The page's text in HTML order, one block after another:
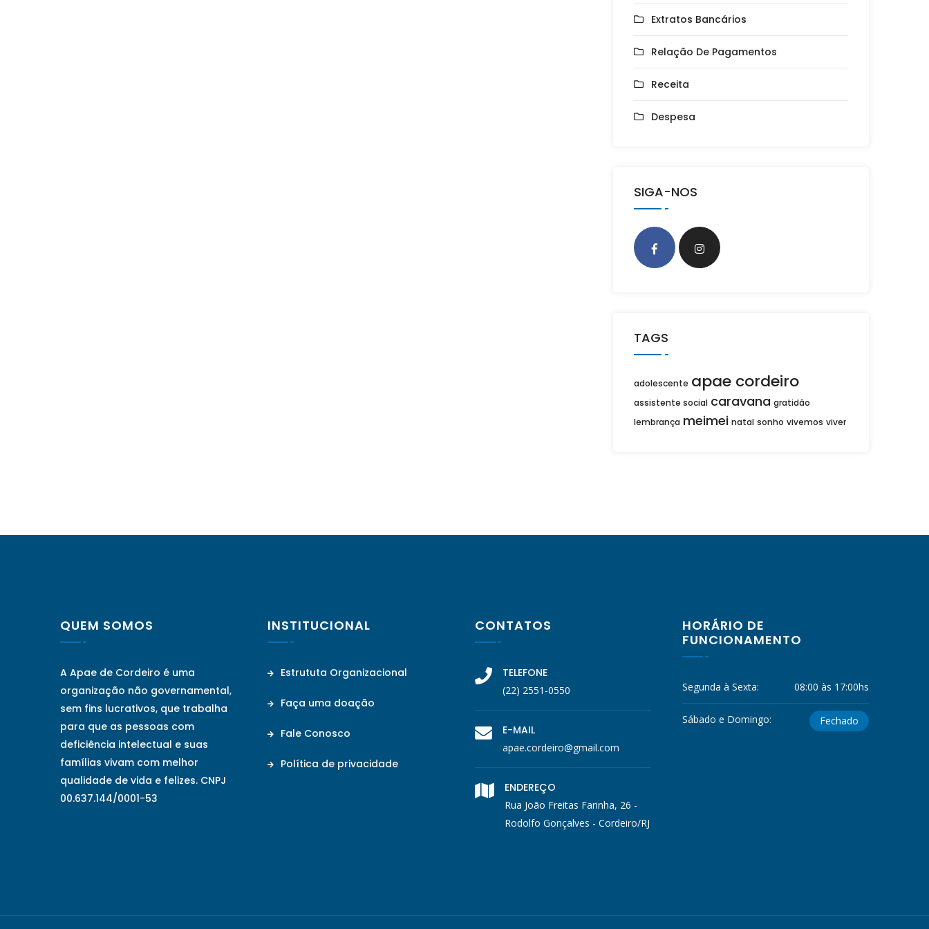
Extratos Bancários
Relação De Pagamentos
Receita
Despesa
SIGA-NOS
TAGS
adolescente apae cordeiro
assistente social caravana gratidão
lembrança meimei natal sonho vivemos viver
QUEM SOMOS
A Apae de Cordeiro é uma
organização não governamental,
sem fins lucrativos, que trabalha
para que as pessoas com
deficiência intelectual e suas
famílias vivam com melhor
qualidade de vida e felizes. CNPJ
00.637.144/0001-53
INSTITUCIONAL
Estrututa Organizacional
Faça uma doação
Fale Conosco
Política de privacidade
CONTATOS
TELEFONE
(22) 2551-0550
E-MAIL
apae.cordeiro@gmail.com
ENDEREÇO
Rua João Freitas Farinha, 26 -
Rodolfo Gonçalves - Cordeiro/RJ
HORÁRIO DE
FUNCIONAMENTO
Segunda à Sexta: 08:00 às 17:00hs
Sábado e Domingo: Fechado